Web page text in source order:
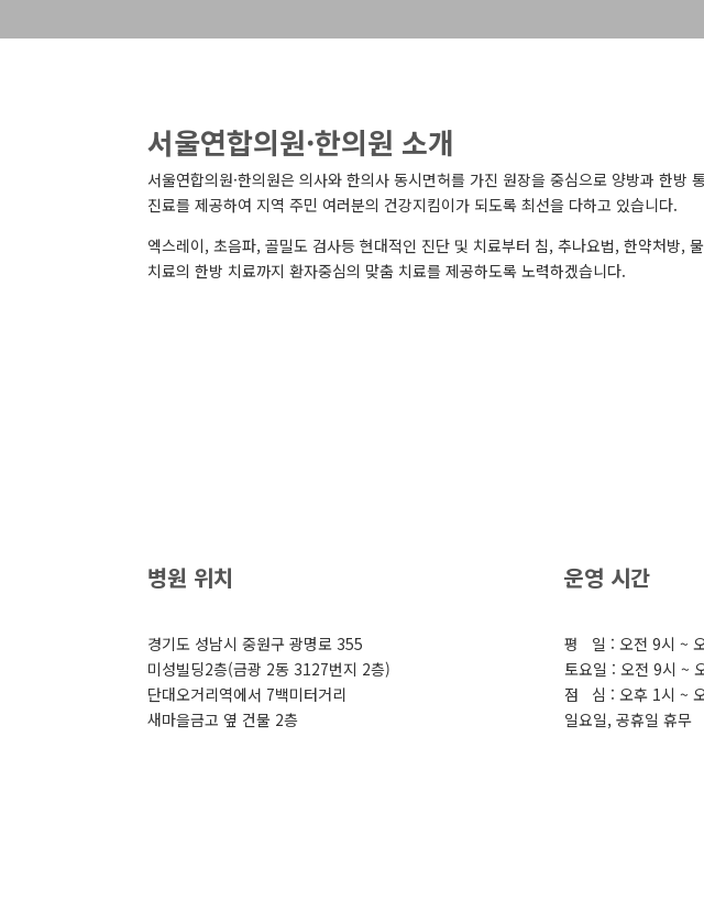
서울연합의원·한의원 소개
서울연합의원·한의원은 의사와 한의사 동시면허를 가진 원장을 중심으로 양방과 한방
진료를 제공하여 지역 주민 여러분의 건강지킴이가 되도록 최선을 다하고 있습니다.
엑스레이, 초음파, 골밀도 검사등 현대적인 진단 및 치료부터 침, 추나요법, 한약처방,
치료의 한방 치료까지 환자중심의 맞춤 치료를 제공하도록 노력하겠습니다.
병원 위치
경기도 성남시 중원구 광명로 355
미성빌딩2층(금광 2동 3127번지 2층)
단대오거리역에서 7백미터거리
새마을금고 옆 건물 2층
운영 시간
평 일 : 오전 9시 ~
토요일 : 오전 9시 ~
점 심 : 오후 1시 ~
일요일, 공휴일 휴무